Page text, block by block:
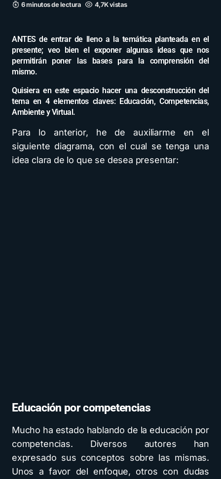
6 minutos de lectura 4,7K vistas
ANTES de entrar de lleno a la temática planteada en el
presente; veo bien el exponer algunas ideas que nos
permitirán poner las bases para la comprensión del
mismo.
Quisiera en este espacio hacer una desconstrucción del
tema en 4 elementos claves: Educación, Competencias,
Ambiente y Virtual.
Para lo anterior, he de auxiliarme en el
siguiente diagrama, con el cual se tenga una
idea clara de lo que se desea presentar:
Educación por competencias
Mucho ha estado hablando de la educación por
competencias. Diversos autores han
expresado sus conceptos sobre las mismas.
Unos a favor del enfoque, otros con dudas